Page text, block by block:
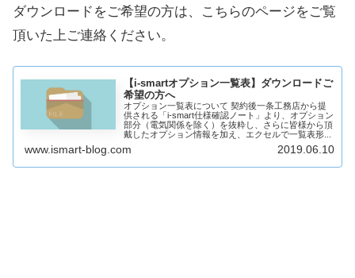
ダウンロードをご希望の方は、こちらのページをご覧
頂いた上ご連絡ください。
【i-smartオプション一覧表】ダウンロードご
希望の方へ
オプション一覧表について 契約後一条工務店から提
供される「i-smart仕様確認ノート」より、オプション
部分（電気関係を除く）を抜粋し、さらに皆様から頂
戴したオプション情報を加え、エクセルで一覧表形...
www.ismart-blog.com 2019.06.10